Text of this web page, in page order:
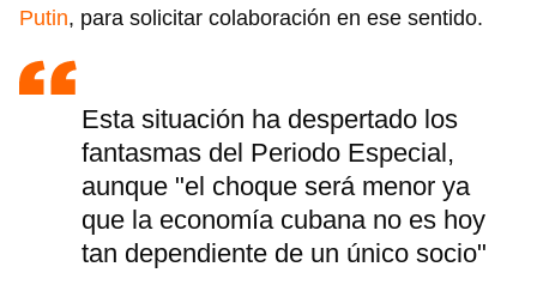
Putin, para solicitar colaboración en ese sentido.
Esta situación ha despertado los
fantasmas del Periodo Especial,
aunque "el choque será menor ya
que la economía cubana no es hoy
tan dependiente de un único socio"